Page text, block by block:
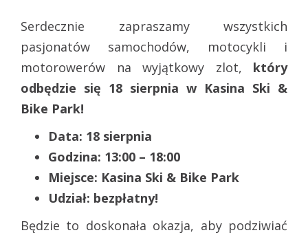
Serdecznie zapraszamy wszystkich
pasjonatów samochodów, motocykli i
motorowerów na wyjątkowy zlot, który
odbędzie się 18 sierpnia w Kasina Ski &
Bike Park!
Data: 18 sierpnia
Godzina: 13:00 – 18:00
Miejsce: Kasina Ski & Bike Park
Udział: bezpłatny!
Będzie to doskonała okazja, aby podziwiać